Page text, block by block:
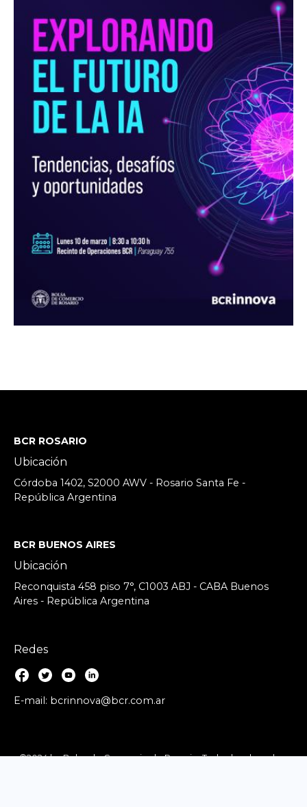
BCR ROSARIO
Ubicación
Córdoba 1402, S2000 AWV - Rosario Santa Fe -
República Argentina
BCR BUENOS AIRES
Ubicación
Reconquista 458 piso 7°, C1003 ABJ - CABA Buenos
Aires - República Argentina
Redes
E-mail: bcrinnova@bcr.com.ar
©2024 by Bolsa de Comercio de Rosario. Todos los derechos